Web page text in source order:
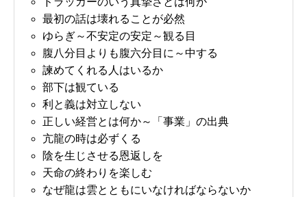
最初の話は壊れることが必然
ゆらぎ～不安定の安定～観る目
腹八分目よりも腹六分目に～中する
諫めてくれる人はいるか
部下は観ている
利と義は対立しない
正しい経営とは何か～「事業」の出典
亢龍の時は必ずくる
陰を生じさせる恩返しを
天命の終わりを楽しむ
なぜ龍は雲とともにいなければならないか